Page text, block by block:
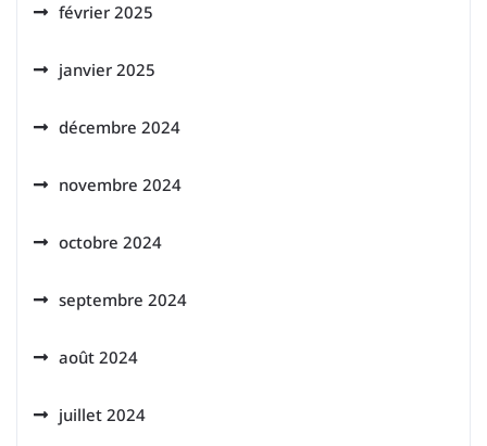
février 2025
janvier 2025
décembre 2024
novembre 2024
octobre 2024
septembre 2024
août 2024
juillet 2024